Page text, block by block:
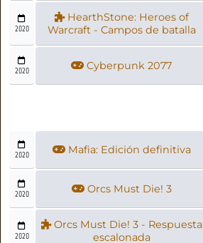
2020
HearthStone: Heroes of
Warcraft - Campos de batalla
2020 Cyberpunk 2077
2020 Mafia: Edición definitiva
2020 Orcs Must Die! 3
2020
Orcs Must Die! 3 - Respuesta
escalonada